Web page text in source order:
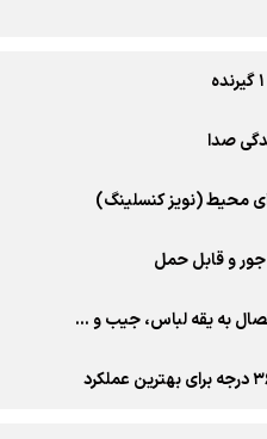
صدا
محیط (نویز کنسلینگ)
جور و قابل حمل
به یقه لباس، جیب و …